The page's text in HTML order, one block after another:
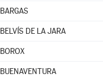
BARGAS
BELVÍS DE LA JARA
BOROX
BUENAVENTURA